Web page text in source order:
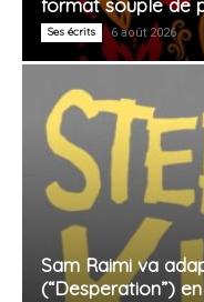
format souple de
Ses écrits 6 août 2026
Sam Raimi va
(“Desperation”)